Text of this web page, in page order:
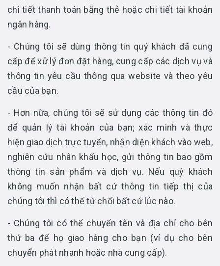
chi tiết thanh toán bằng thẻ hoặc chi tiết tài khoản
ngân hàng.
- Chúng tôi sẽ dùng thông tin quý khách đã cung
cấp để xử lý đơn đặt hàng, cung cấp các dịch vụ và
thông tin yêu cầu thông qua website và theo yêu
cầu của bạn.
- Hơn nữa, chúng tôi sẽ sử dụng các thông tin đó
để quản lý tài khoản của bạn; xác minh và thực
hiện giao dịch trực tuyến, nhận diện khách vào web,
nghiên cứu nhân khẩu học, gửi thông tin bao gồm
thông tin sản phẩm và dịch vụ. Nếu quý khách
không muốn nhận bất cứ thông tin tiếp thị của
chúng tôi thì có thể từ chối bất cứ lúc nào.
- Chúng tôi có thể chuyển tên và địa chỉ cho bên
thứ ba để họ giao hàng cho bạn (ví dụ cho bên
chuyển phát nhanh hoặc nhà cung cấp).